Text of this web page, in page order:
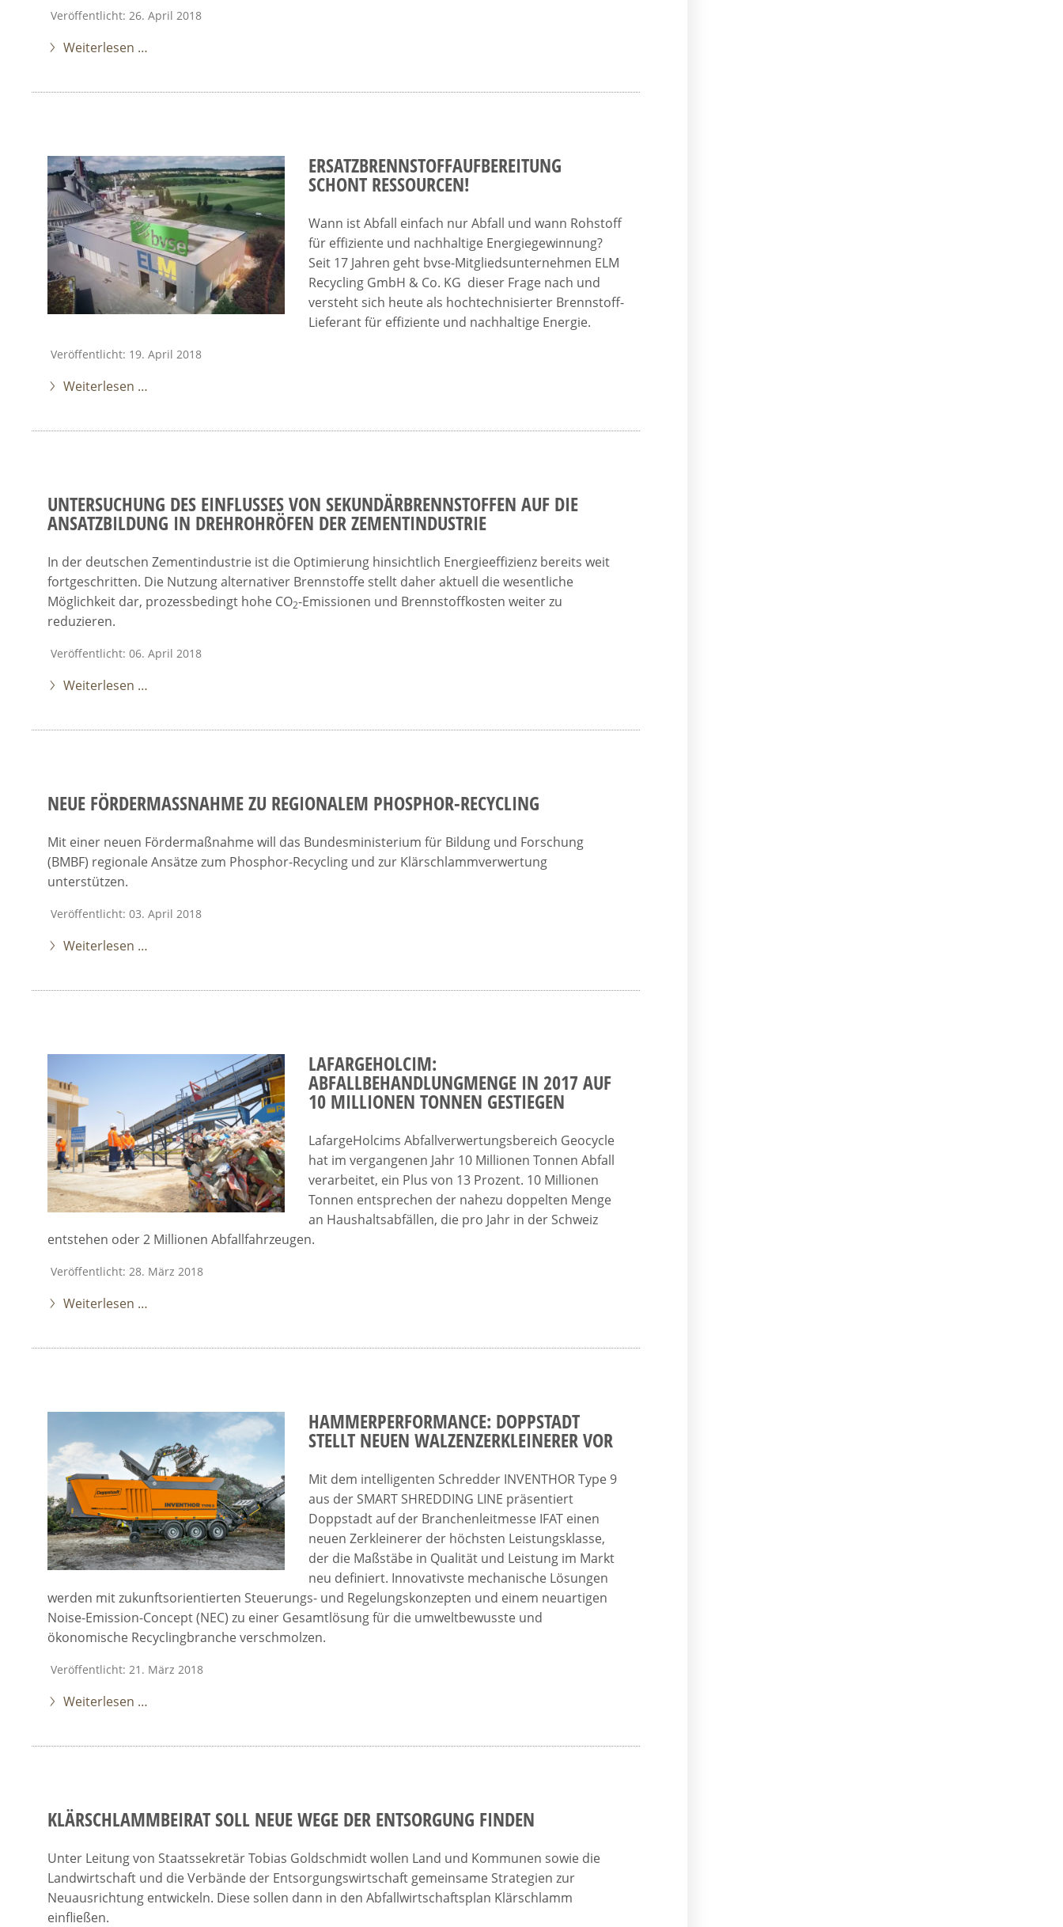
Veröffentlicht: 26. April 2018
Weiterlesen …
ERSATZBRENNSTOFFAUFBEREITUNG
SCHONT RESSOURCEN!
Wann ist Abfall einfach nur Abfall und wann Rohstoff
für effiziente und nachhaltige Energiegewinnung?
Seit 17 Jahren geht bvse-Mitgliedsunternehmen ELM
Recycling GmbH & Co. KG dieser Frage nach und
versteht sich heute als hochtechnisierter Brennstoff-
Lieferant für effiziente und nachhaltige Energie.
Veröffentlicht: 19. April 2018
Weiterlesen …
UNTERSUCHUNG DES EINFLUSSES VON SEKUNDÄRBRENNSTOFFEN AUF DIE
ANSATZBILDUNG IN DREHROHRÖFEN DER ZEMENTINDUSTRIE
In der deutschen Zementindustrie ist die Optimierung hinsichtlich Energieeffizienz bereits weit
fortgeschritten. Die Nutzung alternativer Brennstoffe stellt daher aktuell die wesentliche
Möglichkeit dar, prozessbedingt hohe CO2-Emissionen und Brennstoffkosten weiter zu
reduzieren.
Veröffentlicht: 06. April 2018
Weiterlesen …
NEUE FÖRDERMASSNAHME ZU REGIONALEM PHOSPHOR-RECYCLING
Mit einer neuen Fördermaßnahme will das Bundesministerium für Bildung und Forschung
(BMBF) regionale Ansätze zum Phosphor-Recycling und zur Klärschlammverwertung
unterstützen.
Veröffentlicht: 03. April 2018
Weiterlesen …
LAFARGEHOLCIM:
ABFALLBEHANDLUNGMENGE IN 2017 AUF
10 MILLIONEN TONNEN GESTIEGEN
LafargeHolcims Abfallverwertungsbereich Geocycle
hat im vergangenen Jahr 10 Millionen Tonnen Abfall
verarbeitet, ein Plus von 13 Prozent. 10 Millionen
Tonnen entsprechen der nahezu doppelten Menge
an Haushaltsabfällen, die pro Jahr in der Schweiz
entstehen oder 2 Millionen Abfallfahrzeugen.
Veröffentlicht: 28. März 2018
Weiterlesen …
HAMMERPERFORMANCE: DOPPSTADT
STELLT NEUEN WALZENZERKLEINERER VOR
Mit dem intelligenten Schredder INVENTHOR Type 9
aus der SMART SHREDDING LINE präsentiert
Doppstadt auf der Branchenleitmesse IFAT einen
neuen Zerkleinerer der höchsten Leistungsklasse,
der die Maßstäbe in Qualität und Leistung im Markt
neu definiert. Innovativste mechanische Lösungen
werden mit zukunftsorientierten Steuerungs- und Regelungskonzepten und einem neuartigen
Noise-Emission-Concept (NEC) zu einer Gesamtlösung für die umweltbewusste und
ökonomische Recyclingbranche verschmolzen.
Veröffentlicht: 21. März 2018
Weiterlesen …
KLÄRSCHLAMMBEIRAT SOLL NEUE WEGE DER ENTSORGUNG FINDEN
Unter Leitung von Staatssekretär Tobias Goldschmidt wollen Land und Kommunen sowie die
Landwirtschaft und die Verbände der Entsorgungswirtschaft gemeinsame Strategien zur
Neuausrichtung entwickeln. Diese sollen dann in den Abfallwirtschaftsplan Klärschlamm
einfließen.